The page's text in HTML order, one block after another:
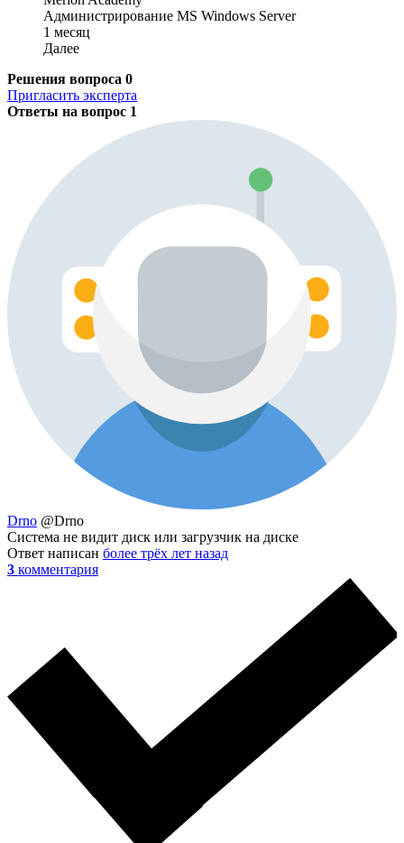
Администрирование MS Windows Server
1 месяц
Далее
Решения вопроса 0
Пригласить эксперта
Ответы на вопрос 1
Drno @Drno
Система не видит диск или загрузчик на диске
Ответ написан более трёх лет назад
3 комментария